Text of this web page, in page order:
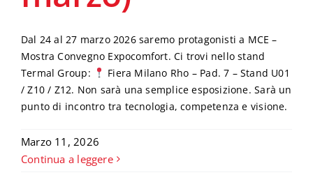
Dal 24 al 27 marzo 2026 saremo protagonisti a MCE –
Mostra Convegno Expocomfort. Ci trovi nello stand
Termal Group:
Fiera Milano Rho – Pad. 7 – Stand U01
/ Z10 / Z12. Non sarà una semplice esposizione. Sarà un
punto di incontro tra tecnologia, competenza e visione.
Marzo 11, 2026
Continua a leggere